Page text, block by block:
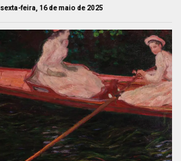
sexta-feira, 16 de maio de 2025